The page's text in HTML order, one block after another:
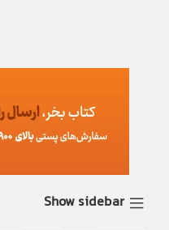
Show sidebar